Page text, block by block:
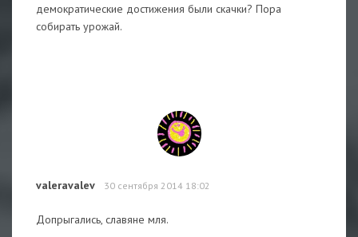
демократические достижения были скачки? Пора
собирать урожай.
valeravalev 30 сентября 2014 18:02
Допрыгались, славяне мля.